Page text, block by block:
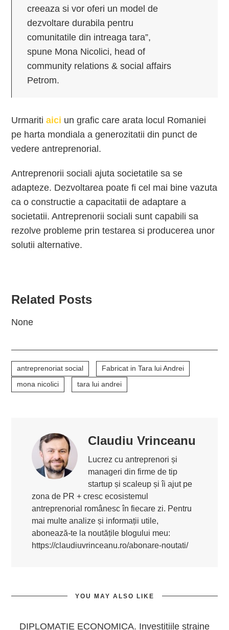
creeaza si vor oferi un model de
dezvoltare durabila pentru
comunitatile din intreaga tara”,
spune Mona Nicolici, head of
community relations & social affairs
Petrom.
Urmaritiaici un grafic care arata locul Romaniei
pe harta mondiala a generozitatii din punct de
vedere antreprenorial.
Antreprenorii sociali ajuta societatile sa se
adapteze. Dezvoltarea poate fi cel mai bine vazuta
ca o constructie a capacitatii de adaptare a
societatii. Antreprenorii sociali sunt capabili sa
rezolve probleme prin testarea si producerea unor
solutii alternative.
Related Posts
None
antreprenoriat social
Fabricat in Tara lui Andrei
mona nicolici
tara lui andrei
Claudiu Vrinceanu
Lucrez cu antreprenori și
manageri din firme de tip
startup și scaleup și îi ajut pe
zona de PR + cresc ecosistemul
antreprenorial românesc în fiecare zi. Pentru
mai multe analize și informații utile,
abonează-te la noutățile blogului meu:
https://claudiuvrinceanu.ro/abonare-noutati/
YOU MAY ALSO LIKE
DIPLOMATIE ECONOMICA. Investitiile straine